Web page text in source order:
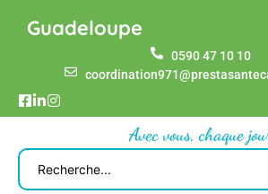
Guadeloupe
0590 47 10 10
Avec vous, chaque